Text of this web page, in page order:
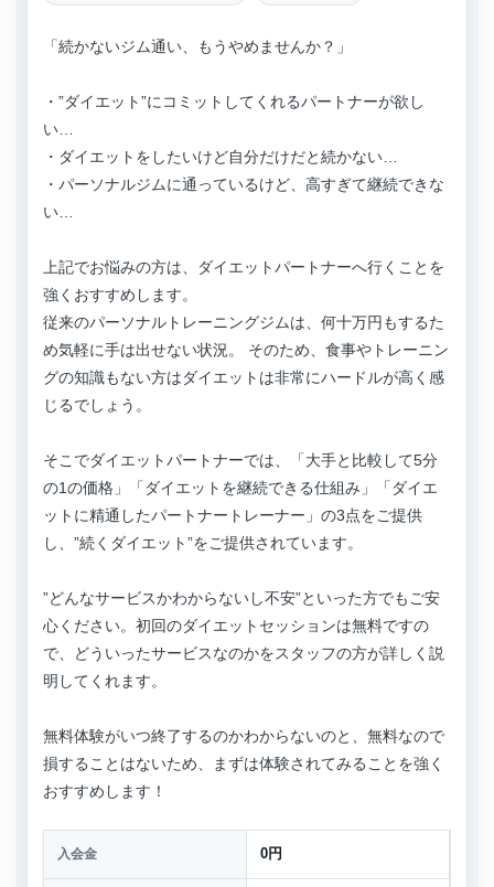
「続かないジム通い、もうやめませんか？」
・”ダイエット”にコミットしてくれるパートナーが欲し
い…
・ダイエットをしたいけど自分だけだと続かない…
・パーソナルジムに通っているけど、高すぎて継続できな
い…
上記でお悩みの方は、ダイエットパートナーへ行くことを
強くおすすめします。
従来のパーソナルトレーニングジムは、何十万円もするた
め気軽に手は出せない状況。 そのため、食事やトレーニン
グの知識もない方はダイエットは非常にハードルが高く感
じるでしょう。
そこでダイエットパートナーでは、「大手と比較して5分
の1の価格」「ダイエットを継続できる仕組み」「ダイエ
ットに精通したパートナートレーナー」の3点をご提供
し、”続くダイエット”をご提供されています。
”どんなサービスかわからないし不安”といった方でもご安
心ください。初回のダイエットセッションは無料ですの
で、どういったサービスなのかをスタッフの方が詳しく説
明してくれます。
無料体験がいつ終了するのかわからないのと、無料なので
損することはないため、まずは体験されてみることを強く
おすすめします！
入会金 0円